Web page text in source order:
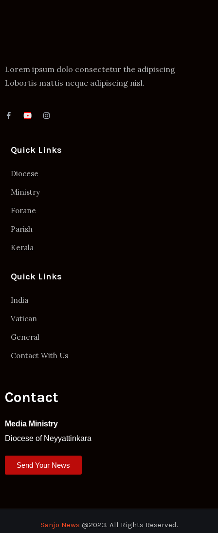
Lorem ipsum dolo consectetur the adipiscing
Lobortis mattis neque adipiscing nisl.
Quick Links
Diocese
Ministry
Forane
Parish
Kerala
Quick Links
India
Vatican
General
Contact With Us
Contact
Media Ministry
Diocese of Neyyattinkara
Send Your News
Sanjo News @2023. All Rights Reserved.